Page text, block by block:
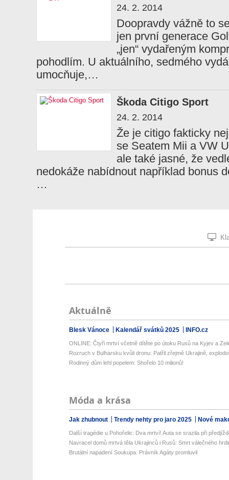
24. 2. 2014
Doopravdy vážně to
jen první generace
„jen“ vydařeným
pohodlím. U aktuálního, sedmého
umocňuje,…
Škoda Citigo Sport
24. 2. 2014
Že je citigo fakticky
se Seatem Mii a VW
ale také jasné, že
nedokáže nabídnout například bonus
…
Aktuálně
Blesk Vánoce Kalendář svátků 2025 INFO.cz
ONLINE: Čtyři mrtví včetně dítěte po útoku Rusů na Kyjev a
Rozruch v Bulharsku kvůli dronu: Patřil zřejmě Ukrajině,
Rodinný dům lehl popelem: Shořelo 10 milionů!
Móda a krása
Jak zhubnout Trendy nehty pro jaro 2025 Nové
Další tragédie u Pohořelic: Dva mrtví! Auta se srazila při
Navracel domů mrtvá těla Ukrajinců i Rusů: Smrt válečného
Brutální napadení Soukupa. Právník Agáty promluvil